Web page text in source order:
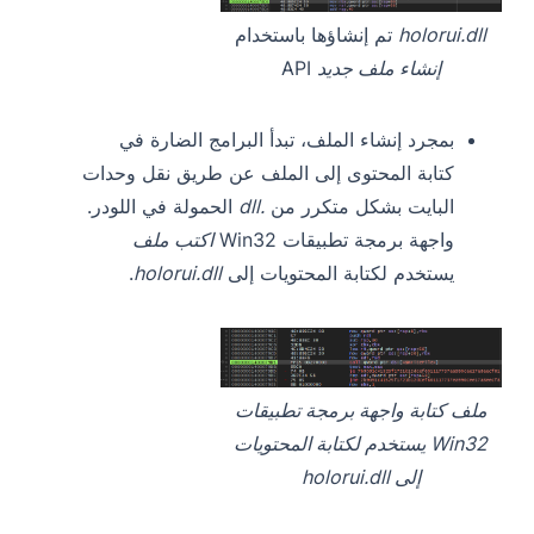
holorui.dll تم إنشاؤها باستخدام
إنشاء ملف جديد
بمجرد إنشاء الملف، تبدأ البرامج الضارة في
كتابة المحتوى إلى الملف عن طريق نقل وحدات
البايت بشكل متكرر من.dll
الحمولة في اللودر.
واجهة برمجة تطبيقات Win32
اكتب ملف
يستخدم لكتابة المحتويات إلىholorui.dll
.
ملف كتابة واجهة برمجة تطبيقات
Win32 يستخدم لكتابة المحتويات
إلى holorui.dll